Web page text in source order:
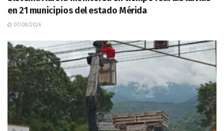
en 21 municipios del estado Mérida
07/08/2026